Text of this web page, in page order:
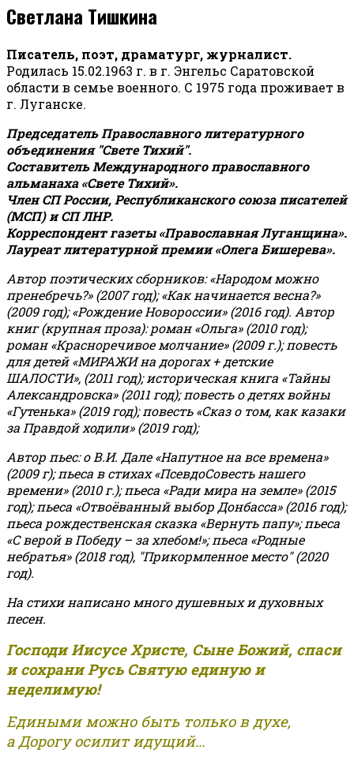
Светлана Тишкина
Писатель, поэт, драматург, журналист.
Родилась 15.02.1963 г. в г. Энгельс Саратовской
области в семье военного. С 1975 года проживает в
г. Луганске.
Председатель Православного литературного
объединения "Свете Тихий".
Составитель Международного православного
альманаха «Свете Тихий».
Член СП России, Республиканского союза писателей
(МСП) и СП ЛНР.
Корреспондент газеты «Православная Луганщина».
Лауреат литературной премии «Олега Бишерева».
Автор поэтических сборников: «Народом можно
пренебречь?» (2007 год); «Как начинается весна?»
(2009 год); «Рождение Новороссии» (2016 год). Автор
книг (крупная проза): роман «Ольга» (2010 год);
роман «Красноречивое молчание» (2009 г.); повесть
для детей «МИРАЖИ на дорогах + детские
ШАЛОСТИ», (2011 год); историческая книга «Тайны
Александровска» (2011 год); повесть о детях войны
«Гутенька» (2019 год); повесть «Сказ о том, как казаки
за Правдой ходили» (2019 год);
Автор пьес: о В.И. Дале «Напутное на все времена»
(2009 г); пьеса в стихах «ПсевдоСовесть нашего
времени» (2010 г.); пьеса «Ради мира на земле» (2015
год); пьеса «Отвоёванный выбор Донбасса» (2016 год);
пьеса рождественская сказка «Вернуть папу»; пьеса
«С верой в Победу – за хлебом!»;пьеса «Родные
небратья» (2018 год), "Прикормленное место" (2020
год).
На стихи написано много душевных и духовных
песен.
Господи Иисусе Христе, Сыне Божий, спаси
и сохрани Русь Святую единую и
неделимую!
Едиными можно быть только в духе,
а Дорогу осилит идущий...